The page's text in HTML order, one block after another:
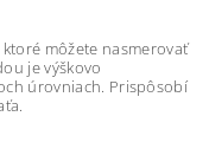
môžete nasmerovať
je výškovo
úrovniach. Prispôsobí